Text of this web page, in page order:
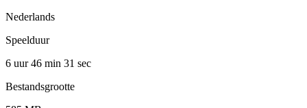
Nederlands
Speelduur
6 uur 46 min 31 sec
Bestandsgrootte